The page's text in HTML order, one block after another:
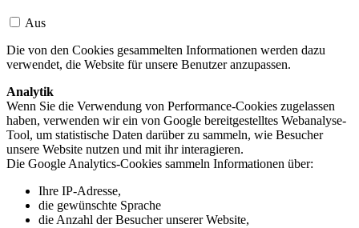
Aus
Die von den Cookies gesammelten Informationen werden dazu
verwendet, die Website für unsere Benutzer anzupassen.
Analytik
Wenn Sie die Verwendung von Performance-Cookies zugelassen
haben, verwenden wir ein von Google bereitgestelltes Webanalyse-
Tool, um statistische Daten darüber zu sammeln, wie Besucher
unsere Website nutzen und mit ihr interagieren.
Die Google Analytics-Cookies sammeln Informationen über:
Ihre IP-Adresse,
die gewünschte Sprache
die Anzahl der Besucher unserer Website,